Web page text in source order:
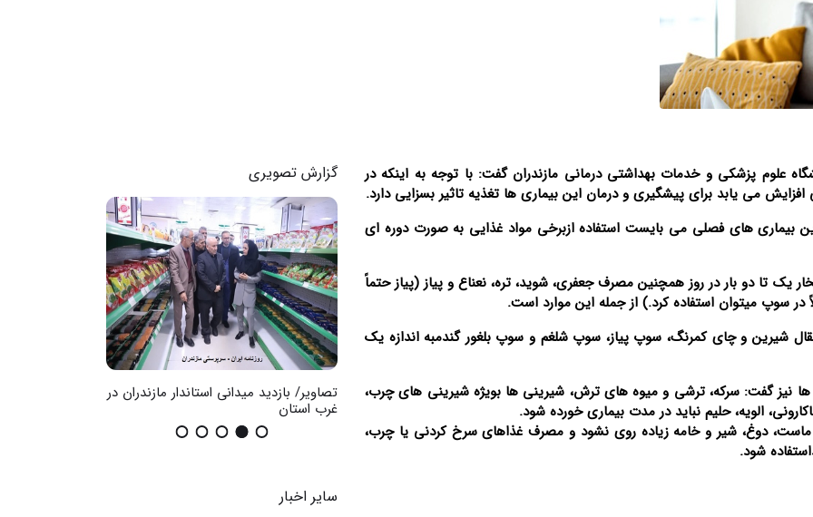
پزشکی و خدمات بهداشتی درمانی مازندران گفت: با توجه به اینکه در
می یابد برای پیشگیری و درمان این بیماری ها تغذیه تاثیر بسزایی دارد.
این بیماری های فصلی می بایست استفاده ازبرخی مواد غذایی به صورت دوره ای
تا دو بار در روز همچنین مصرف جعفری، شوید، تره، نعناع و پیاز (پیاز حتماً
سوپ میتوان استفاده کرد.) از جمله این موارد است.
شیرین و چای کمرنگ، سوپ پیاز، سوپ شلغم و سوپ بلغور گندمبه اندازه یک
نیز گفت: سرکه، ترشی و میوه های ترش، شیرینی ها بویژه شیرینی های چرب،
الویه، حلیم نباید در مدت بیماری خورده شود.
ماست، دوغ، شیر و خامه زیاده روی نشود و مصرف غذاهای سرخ کردنی یا چرب،
شود.
گزارش تصویری
تصاویر / بزرگداشت سالگرد ارتحال
امام(ره)در ساری
تصاویر / مراسم احیای ماه رمضان در
ساری
تصاویر/ بازدید میدانی استاندار مازندران در
غرب استان
سایر اخبار